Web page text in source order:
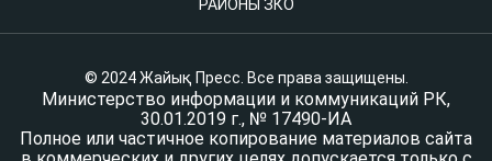
РАЙОНЫ ЗКО
© 2024 Жайық Пресс. Все права защищены.
Министерство информации и коммуникаций РК,
30.01.2019 г., № 17490-ИА
Полное или частичное копирование материалов сайта